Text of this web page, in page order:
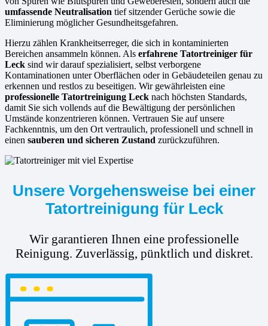
umfassende Neutralisation tief sitzender Gerüche sowie die
Eliminierung möglicher Gesundheitsgefahren.
Hierzu zählen Krankheitserreger, die sich in kontaminierten
Bereichen ansammeln können. Als erfahrene Tatortreiniger für
Leck sind wir darauf spezialisiert, selbst verborgene
Kontaminationen unter Oberflächen oder in Gebäudeteilen genau zu
erkennen und restlos zu beseitigen. Wir gewährleisten eine
professionelle Tatortreinigung Leck nach höchsten Standards,
damit Sie sich vollends auf die Bewältigung der persönlichen
Umstände konzentrieren können. Vertrauen Sie auf unsere
Fachkenntnis, um den Ort vertraulich, professionell und schnell in
einen sauberen und sicheren Zustand zurückzuführen.
Unsere Vorgehensweise bei einer
Tatortreinigung für Leck
Wir garantieren Ihnen eine professionelle
Reinigung. Zuverlässig, pünktlich und diskret.